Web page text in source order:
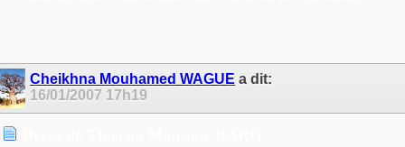
Cheikhna Mouhamed WAGUE a dit:
16/01/2007 17h19